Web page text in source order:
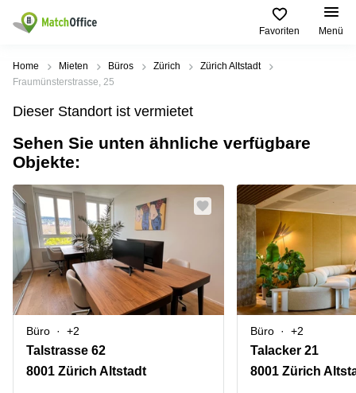
Favoriten Menü
Mieten / Vermieten
Produktseiten
Büro
Business
Coworking
Virtuelle
Büros
Besprechungsräume
Beliebte
Städte
Coworking
Zürich
Coworking
Zug
Coworking
Basel
Coworking
Luzern
Coworking
Lugano
Coworking
Lausanne
Beliebte
Suchanfragen
Leutschenbachstrasse
95 Zürich
Bahnhofplatz
1 Zürich
Bahnhofstrasse
10 Zürich
Bahnhofstrasse
100 Zürich
Europaallee
41 Zürich
Thurgauerstrasse
40 Zürich
Hilfe
Über uns
Büro vermieten
Preis
Anmelden
Sprache wählen
French
Home Mieten Büros Zürich
Zürich Altstadt
Fraumünsterstrasse, 25
Dieser Standort ist vermietet
Sehen Sie unten ähnliche verfügbare
Objekte:
Büro +2
Talstrasse 62
8001 Zürich Altstadt
Büro +2
Talacker 21
8001 Zürich